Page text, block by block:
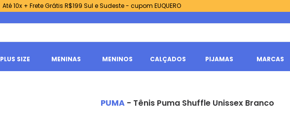
Até 10x + Frete Grátis R$199 Sul e Sudeste - cupom EUQUERO
PLUS SIZE MENINAS MENINOS CALÇADOS PIJAMAS MARCAS
PUMA - Tênis Puma Shuffle Unissex Branco